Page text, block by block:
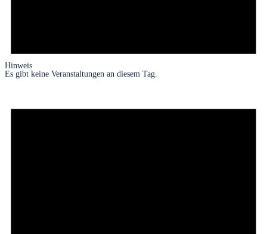
Hinweis
Es gibt keine Veranstaltungen an diesem Tag.